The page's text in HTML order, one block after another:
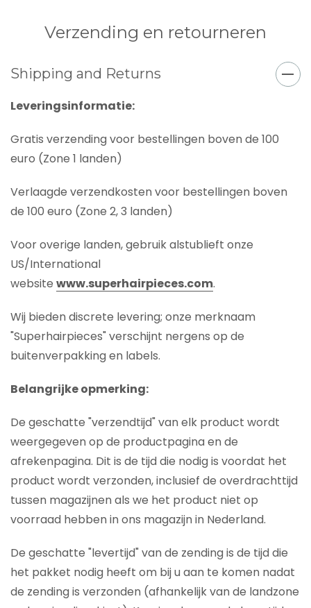
Verzending en retourneren
Shipping and Returns
Leveringsinformatie:
Gratis verzending voor bestellingen boven de 100
euro (Zone 1 landen)
Verlaagde verzendkosten voor bestellingen boven
de 100 euro (Zone 2, 3 landen)
Voor overige landen, gebruik alstublieft onze
US/International
website www.superhairpieces.com.
Wij bieden discrete levering; onze merknaam
"Superhairpieces" verschijnt nergens op de
buitenverpakking en labels.
Belangrijke opmerking:
De geschatte "verzendtijd" van elk product wordt
weergegeven op de productpagina en de
afrekenpagina. Dit is de tijd die nodig is voordat het
product wordt verzonden, inclusief de overdrachttijd
tussen magazijnen als we het product niet op
voorraad hebben in ons magazijn in Nederland.
De geschatte "levertijd" van de zending is de tijd die
het pakket nodig heeft om bij u aan te komen nadat
de zending is verzonden (afhankelijk van de landzone